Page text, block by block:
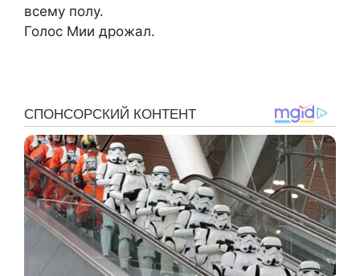
всему полу.
Голос Мии дрожал.